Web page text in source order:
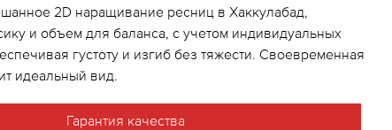
2D наращивание ресниц в Хаккулабад,
и объем для баланса, с учетом индивидуальных
густоту и изгиб без тяжести. Своевременная
идеальный вид.
Гарантия качества